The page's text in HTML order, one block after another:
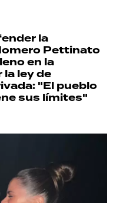
la
Pettinato
en la
ley de
"El pueblo
sus límites"